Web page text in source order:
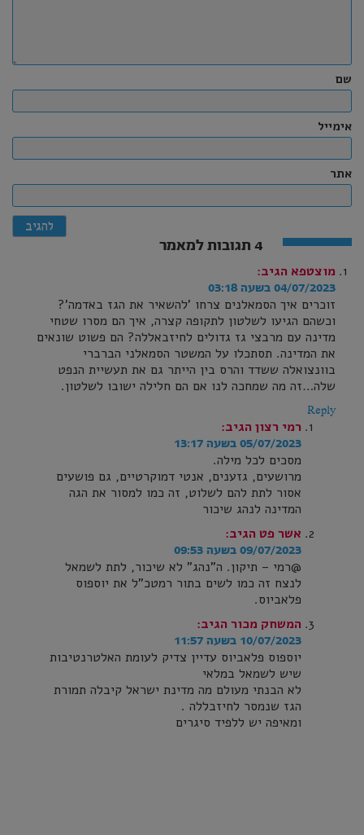
שם
אימייל
אתר
מוצטפא הגיב:
04/07/2023 בשעה 03:18
זוכרים איך הסמאלנים צרחו 'להשאיר את הגז באדמה'?
וכשהם הגיעו לשלטון לתקופה קצרה, איך הם מסרו שטחי
מדינה עם מרבצי גז גדולים לחיזבאללה? הם פשוט שונאים
את המדינה. תסתכלו על המשטר הסמאלני הברברי
בוונצואלה ששדד והרס בין הייתר גם את תעשיית הנפט
שלה…זה מה שמחכה לנו אם הם חלילה ישובו לשלטון.
Reply
רמי רצון הגיב:
05/07/2023 בשעה 13:17
מסכים לכל מילה.
מרושעים, גזענים, אנטי דמוקרטיים, גם פושעים
אסור לתת להם לשלוט, זה כמו למסור את הגה
המדינה לנהג שיכור
אשר פט הגיב:
09/07/2023 בשעה 09:53
@רמי – תיקון. ה"נהג" לא שיכור, לתת לשמאל
לנצח זה כמו לשים בתור רמטכ"ל את יוספוס
פלאביוס.
המשחק מכור הגיב:
10/07/2023 בשעה 11:57
יוספוס פלאביוס עדיין צדיק לעומת האלטרנטיבות
שיש לשמאל במלאי
לא הבנתי מעולם מה מדינת ישראל קיבלה תמורת
הגז שנמסר לחיזבללה .
ומאיפה יש ללפיד סיגרים